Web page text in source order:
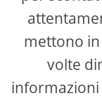
mettono
volte